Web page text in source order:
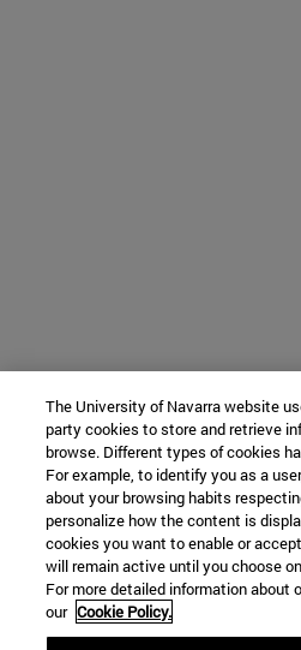
The University of Navarra website
party cookies to store and retrieve
browse. Different types of cookies
For example, to identify you as a
about your browsing habits
personalize how the content is
cookies you want to enable or
will remain active until you choose
For more detailed information about
our Cookie Policy.